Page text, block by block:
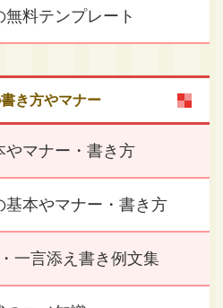
料テンプレート
き方やマナー
やマナー・書き方
基本やマナー・書き方
一言添え書き例文集